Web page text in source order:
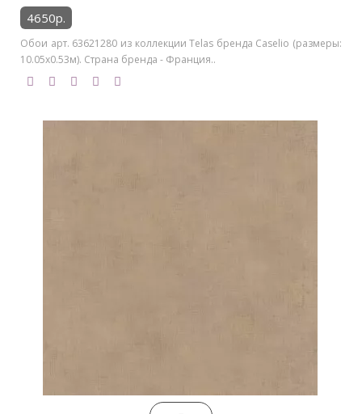
4650р.
Обои арт. 63621280 из коллекции Telas бренда Caselio (размеры:
10.05х0.53м). Страна бренда - Франция..